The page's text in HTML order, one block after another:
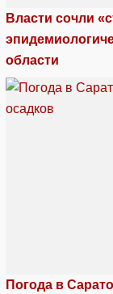
Власти сочли
области
Погода в